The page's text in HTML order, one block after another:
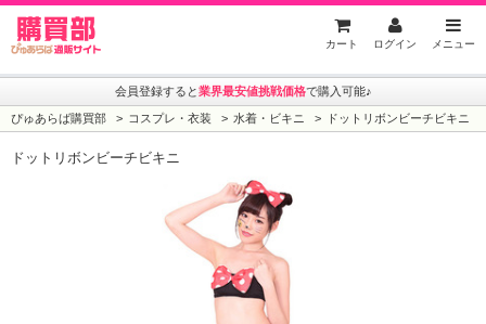
カート ログイン メニュー
会員登録すると業界最安値挑戦価格で購入可能♪
ぴゅあらば購買部 コスプレ・衣装 水着・ビキニ ドットリボンビーチビキニ
ドットリボンビーチビキニ